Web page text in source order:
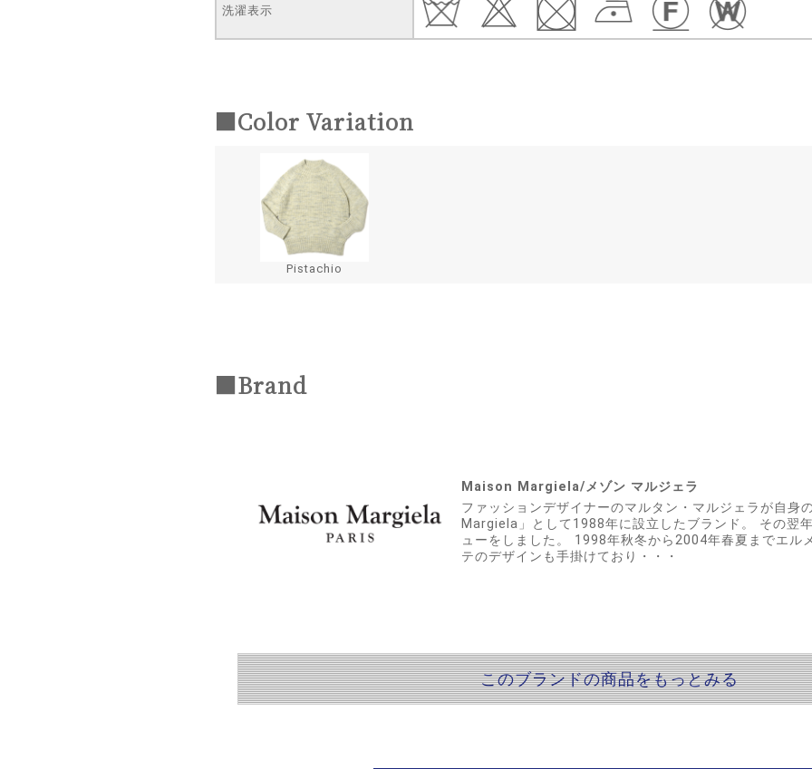
洗濯表示
■Color Variation
Pistachio
■Brand
Maison Margiela/メゾン マルジェラ
ファッションデザイナーのマルタン・マルジェラが自
Margiela」として1988年に設立したブランド。 その翌
ューをしました。 1998年秋冬から2004年春夏までエル
テのデザインも手掛けており・・・
このブランドの商品をもっとみる